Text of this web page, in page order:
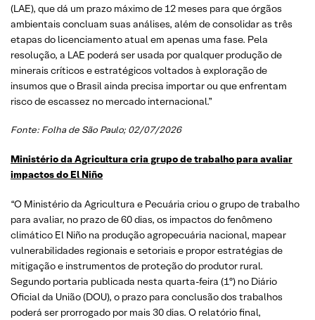
(LAE), que dá um prazo máximo de 12 meses para que órgãos
ambientais concluam suas análises, além de consolidar as três
etapas do licenciamento atual em apenas uma fase. Pela
resolução, a LAE poderá ser usada por qualquer produção de
minerais críticos e estratégicos voltados à exploração de
insumos que o Brasil ainda precisa importar ou que enfrentam
risco de escassez no mercado internacional.”
Fonte: Folha de São Paulo; 02/07/2026
Ministério da Agricultura cria grupo de trabalho para avaliar
impactos do El Niño
“O Ministério da Agricultura e Pecuária criou o grupo de trabalho
para avaliar, no prazo de 60 dias, os impactos do fenômeno
climático El Niño na produção agropecuária nacional, mapear
vulnerabilidades regionais e setoriais e propor estratégias de
mitigação e instrumentos de proteção do produtor rural.
Segundo portaria publicada nesta quarta-feira (1º) no Diário
Oficial da União (DOU), o prazo para conclusão dos trabalhos
poderá ser prorrogado por mais 30 dias. O relatório final,